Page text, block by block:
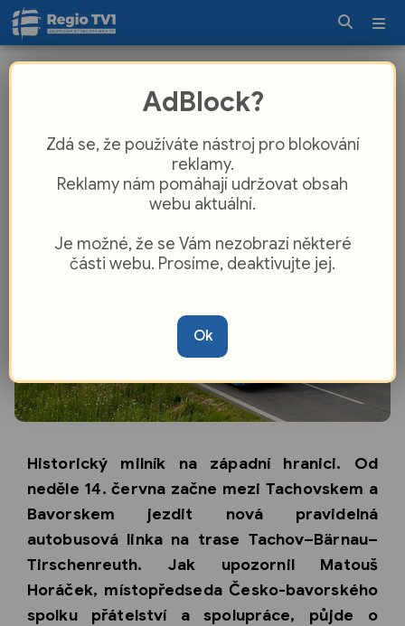
Přeshraniční autobus vyjede poprvé
Historický milník na západní hranici. Od
neděle 14. června začne mezi Tachovskem a
Bavorskem jezdit nová pravidelná
autobusová linka na trase Tachov–Bärnau–
Tirschenreuth. Jak upozornil Matouš
Horáček, místopředseda Česko-bavorského
spolku přátelství a spolupráce, půjde o
AdBlock?
Zdá se, že používáte nástroj pro blokování
reklamy.
Reklamy nám pomáhají udržovat obsah
webu aktuální.
Je možné, že se Vám nezobrazí některé
části webu. Prosíme, deaktivujte jej.
Ok